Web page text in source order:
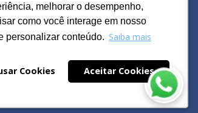
melhorar o desempenho,
como você interage em nosso
personalizar conteúdo. Saiba mais
Cookies Aceitar Cookies
melhorar o desempenho,
como você interage em nosso
personalizar conteúdo. Saiba mais
Cookies Aceitar Cookies